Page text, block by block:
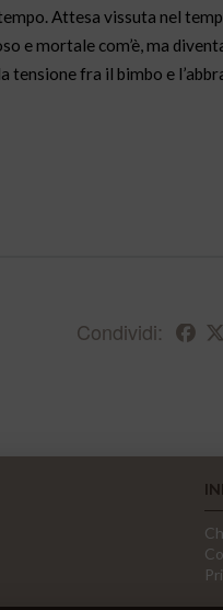
Attesa vissuta nel
e mortale com’è, ma
tensione fra il bimbo e
Condividi: